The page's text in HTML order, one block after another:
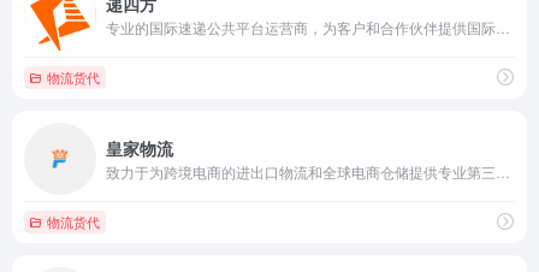
物流货代
皇家物流
物流货代